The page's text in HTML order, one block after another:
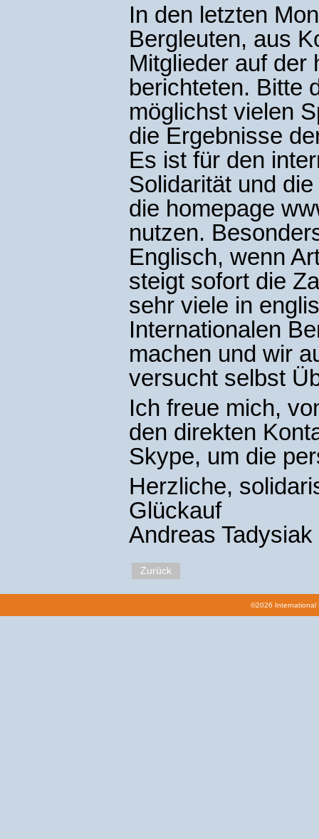
In den letzten
Bergleuten, aus
Mitglieder auf der
berichteten. Bitte
möglichst vielen
die Ergebnisse
Es ist für den
Solidarität und
die homepage
nutzen.
Englisch, wenn
steigt sofort die
sehr viele in
Internationalen
machen und wir
versucht selbst
Ich freue mich,
den direkten
Skype, um die
Herzliche,
Glückauf
Andreas Tadysiak
Zurück
©2026 International